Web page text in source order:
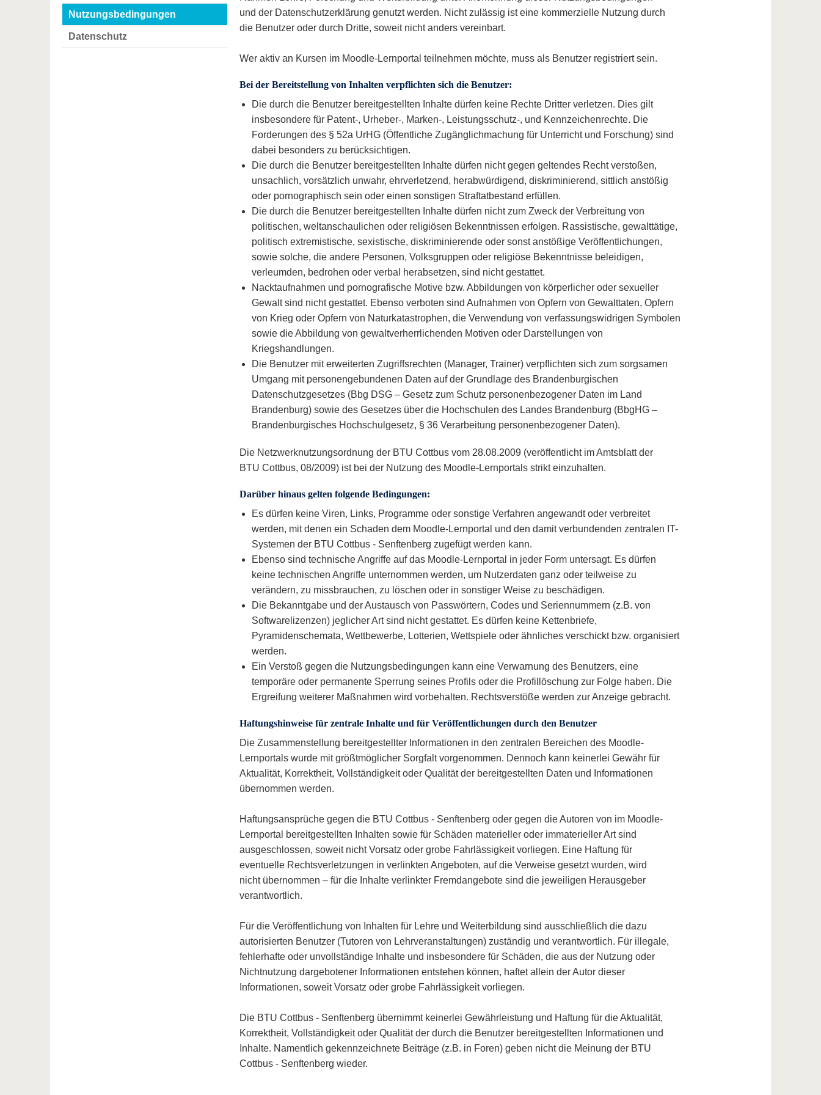
Nutzungsbedingungen
Datenschutz
und der Datenschutzerklärung genutzt werden. Nicht zulässig ist eine kommerzielle Nutzung durch
die Benutzer oder durch Dritte, soweit nicht anders vereinbart.
Wer aktiv an Kursen im Moodle-Lernportal teilnehmen möchte, muss als Benutzer registriert sein.
Bei der Bereitstellung von Inhalten verpflichten sich die Benutzer:
Die durch die Benutzer bereitgestellten Inhalte dürfen keine Rechte Dritter verletzen. Dies gilt
insbesondere für Patent-, Urheber-, Marken-, Leistungsschutz-, und Kennzeichenrechte. Die
Forderungen des § 52a UrHG (Öffentliche Zugänglichmachung für Unterricht und Forschung) sind
dabei besonders zu berücksichtigen.
Die durch die Benutzer bereitgestellten Inhalte dürfen nicht gegen geltendes Recht verstoßen,
unsachlich, vorsätzlich unwahr, ehrverletzend, herabwürdigend, diskriminierend, sittlich anstößig
oder pornographisch sein oder einen sonstigen Straftatbestand erfüllen.
Die durch die Benutzer bereitgestellten Inhalte dürfen nicht zum Zweck der Verbreitung von
politischen, weltanschaulichen oder religiösen Bekenntnissen erfolgen. Rassistische, gewalttätige,
politisch extremistische, sexistische, diskriminierende oder sonst anstößige Veröffentlichungen,
sowie solche, die andere Personen, Volksgruppen oder religiöse Bekenntnisse beleidigen,
verleumden, bedrohen oder verbal herabsetzen, sind nicht gestattet.
Nacktaufnahmen und pornografische Motive bzw. Abbildungen von körperlicher oder sexueller
Gewalt sind nicht gestattet. Ebenso verboten sind Aufnahmen von Opfern von Gewalttaten, Opfern
von Krieg oder Opfern von Naturkatastrophen, die Verwendung von verfassungswidrigen Symbolen
sowie die Abbildung von gewaltverherrlichenden Motiven oder Darstellungen von
Kriegshandlungen.
Die Benutzer mit erweiterten Zugriffsrechten (Manager, Trainer) verpflichten sich zum sorgsamen
Umgang mit personengebundenen Daten auf der Grundlage des Brandenburgischen
Datenschutzgesetzes (Bbg DSG – Gesetz zum Schutz personenbezogener Daten im Land
Brandenburg) sowie des Gesetzes über die Hochschulen des Landes Brandenburg (BbgHG –
Brandenburgisches Hochschulgesetz, § 36 Verarbeitung personenbezogener Daten).
Die Netzwerknutzungsordnung der BTU Cottbus vom 28.08.2009 (veröffentlicht im Amtsblatt der
BTU Cottbus, 08/2009) ist bei der Nutzung des Moodle-Lernportals strikt einzuhalten.
Darüber hinaus gelten folgende Bedingungen:
Es dürfen keine Viren, Links, Programme oder sonstige Verfahren angewandt oder verbreitet
werden, mit denen ein Schaden dem Moodle-Lernportal und den damit verbundenden zentralen IT-
Systemen der BTU Cottbus - Senftenberg zugefügt werden kann.
Ebenso sind technische Angriffe auf das Moodle-Lernportal in jeder Form untersagt. Es dürfen
keine technischen Angriffe unternommen werden, um Nutzerdaten ganz oder teilweise zu
verändern, zu missbrauchen, zu löschen oder in sonstiger Weise zu beschädigen.
Die Bekanntgabe und der Austausch von Passwörtern, Codes und Seriennummern (z.B. von
Softwarelizenzen) jeglicher Art sind nicht gestattet. Es dürfen keine Kettenbriefe,
Pyramidenschemata, Wettbewerbe, Lotterien, Wettspiele oder ähnliches verschickt bzw. organisiert
werden.
Ein Verstoß gegen die Nutzungsbedingungen kann eine Verwarnung des Benutzers, eine
temporäre oder permanente Sperrung seines Profils oder die Profillöschung zur Folge haben. Die
Ergreifung weiterer Maßnahmen wird vorbehalten. Rechtsverstöße werden zur Anzeige gebracht.
Haftungshinweise für zentrale Inhalte und für Veröffentlichungen durch den Benutzer
Die Zusammenstellung bereitgestellter Informationen in den zentralen Bereichen des Moodle-
Lernportals wurde mit größtmöglicher Sorgfalt vorgenommen. Dennoch kann keinerlei Gewähr für
Aktualität, Korrektheit, Vollständigkeit oder Qualität der bereitgestellten Daten und Informationen
übernommen werden.
Haftungsansprüche gegen die BTU Cottbus - Senftenberg oder gegen die Autoren von im Moodle-
Lernportal bereitgestellten Inhalten sowie für Schäden materieller oder immaterieller Art sind
ausgeschlossen, soweit nicht Vorsatz oder grobe Fahrlässigkeit vorliegen. Eine Haftung für
eventuelle Rechtsverletzungen in verlinkten Angeboten, auf die Verweise gesetzt wurden, wird
nicht übernommen – für die Inhalte verlinkter Fremdangebote sind die jeweiligen Herausgeber
verantwortlich.
Für die Veröffentlichung von Inhalten für Lehre und Weiterbildung sind ausschließlich die dazu
autorisierten Benutzer (Tutoren von Lehrveranstaltungen) zuständig und verantwortlich. Für illegale,
fehlerhafte oder unvollständige Inhalte und insbesondere für Schäden, die aus der Nutzung oder
Nichtnutzung dargebotener Informationen entstehen können, haftet allein der Autor dieser
Informationen, soweit Vorsatz oder grobe Fahrlässigkeit vorliegen.
Die BTU Cottbus - Senftenberg übernimmt keinerlei Gewährleistung und Haftung für die Aktualität,
Korrektheit, Vollständigkeit oder Qualität der durch die Benutzer bereitgestellten Informationen und
Inhalte. Namentlich gekennzeichnete Beiträge (z.B. in Foren) geben nicht die Meinung der BTU
Cottbus - Senftenberg wieder.